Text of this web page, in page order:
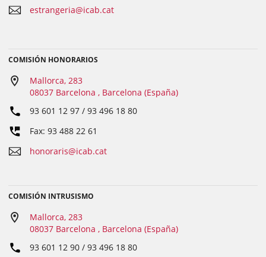
estrangeria@icab.cat
COMISIÓN HONORARIOS
Mallorca, 283
08037 Barcelona , Barcelona (España)
93 601 12 97 / 93 496 18 80
Fax: 93 488 22 61
honoraris@icab.cat
COMISIÓN INTRUSISMO
Mallorca, 283
08037 Barcelona , Barcelona (España)
93 601 12 90 / 93 496 18 80